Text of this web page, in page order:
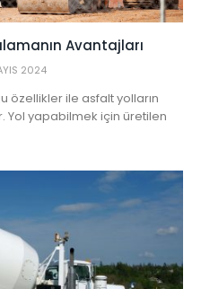
Avantajları
2024
özellikler ile asfalt yolların
Yol yapabilmek için üretilen